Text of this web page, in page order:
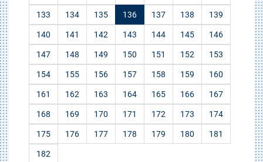
133 134 135 136 137 138 139
140 141 142 143 144 145 146
147 148 149 150 151 152 153
154 155 156 157 158 159 160
161 162 163 164 165 166 167
168 169 170 171 172 173 174
175 176 177 178 179 180 181
182